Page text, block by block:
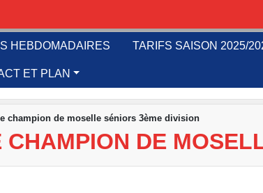
HEBDOMADAIRES TARIFS SAISON 2025/
ET PLAN
champion de moselle séniors 3ème division
DE